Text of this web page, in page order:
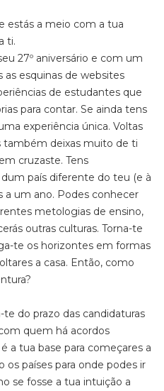
estás a meio com a tua
ti.
27º aniversário e com um
esquinas de websites
de estudantes que
para contar. Se ainda tens
experiência única. Voltas
também deixas muito de ti
cruzaste. Tens
país diferente do teu (e à
a um ano. Podes conhecer
metologias de ensino,
outras culturas. Torna-te
te os horizontes em formas
a casa. Então, como
do prazo das candidaturas
quem há acordos
a tua base para começares a
os países para onde podes ir
se fosse a tua intuição a